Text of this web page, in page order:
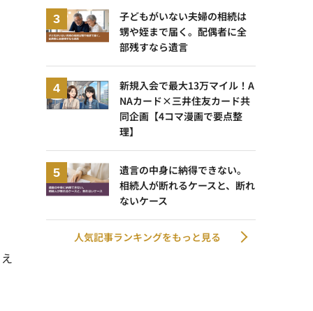
子どもがいない夫婦の相続は
甥や姪まで届く。配偶者に全
部残すなら遺言
新規入会で最大13万マイル！A
NAカード×三井住友カード共
同企画【4コマ漫画で要点整
理】
遺言の中身に納得できない。
相続人が断れるケースと、断れ
ないケース
人気記事ランキングをもっと見る